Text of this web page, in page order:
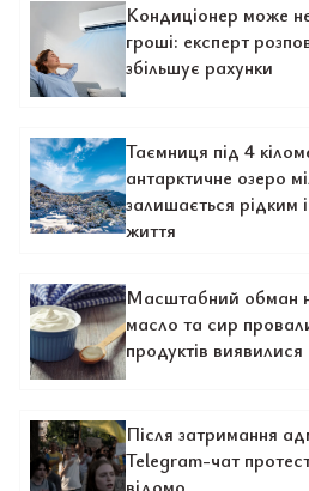
Кондиціонер може
гроші: експерт
збільшує рахунки
Таємниця під 4
антарктичне озеро
залишається рідким
життя
Масштабний обман
масло та сир
продуктів
Після затримання
Telegram-чат